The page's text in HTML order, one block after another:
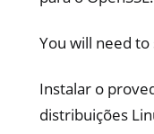
You will need
Instalar o
distribuições